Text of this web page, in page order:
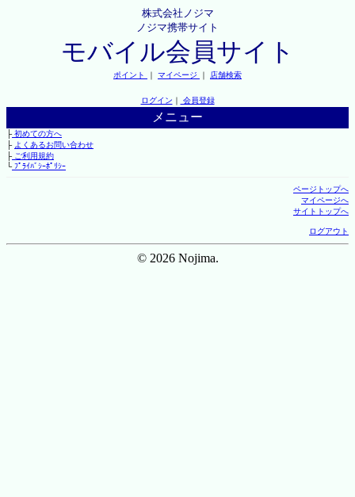
株式会社ノジマ
ノジマ携帯サイト
モバイル会員サイト
ポイント ｜ マイページ ｜ 店舗検索
ログイン ｜ 会員登録
メニュー
├初めての方へ
├ よくあるお問い合わせ
├ご利用規約
└ﾌﾟﾗｲﾊﾞｼｰﾎﾟﾘｼｰ
ページトップへ
マイページへ
サイトトップへ
ログアウト
© 2026 Nojima.